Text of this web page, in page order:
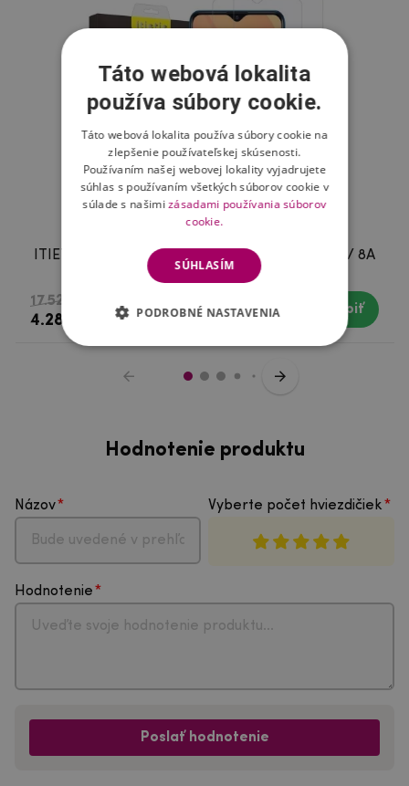
ITIETIE tvrdené sklo pre mobil Xiaomi Redmi 8 / 8A
- 2ks
17.52 €
4.28 €
Skladom Kúpiť
Hodnotenie produktu
Názov Vyberte počet hviezdičiek
Hodnotenie
Poslať hodnotenie
Táto webová lokalita
používa súbory cookie.
Táto webová lokalita používa súbory cookie na
zlepšenie používateľskej skúsenosti.
Používaním našej webovej lokality vyjadrujete
súhlas s používaním všetkých súborov cookie v
súlade s našimizásadami používania súborov
cookie.
SÚHLASÍM
PODROBNÉ NASTAVENIA